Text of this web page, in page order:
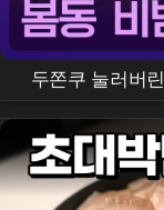
두쫀쿠 눌러버